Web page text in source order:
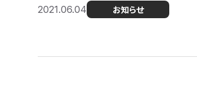
2021.06.04 お知らせ